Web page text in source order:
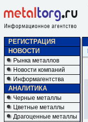
РЕГИСТРАЦИЯ
НОВОСТИ
Рынка металлов
Новости компаний
Информагентства
АНАЛИТИКА
Черные металлы
Цветные металлы
Драгоценные металлы